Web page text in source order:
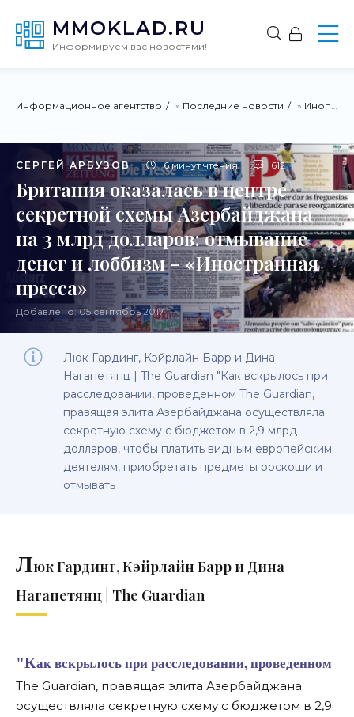
MMOKLAD.RU
Информируем вас новостями!
Информационное агентство » Последние новости » Инопресса
СЕРГЕЙ АРБУЗОВ 6 минут чтения 612
Британия оказалась в центре
секретной схемы Азербайджана
на 3 млрд долларов: отмывание
денег и лоббизм - «Иностранная
пресса»
Добавлено: 05 сентябрь 2017
Люк Гардинг, Кэйрлайн Барр и Дина
Нагапетянц | The Guardian "Как вскрылось при
расследовании, проведенном The Guardian,
правящая элита Азербайджана осуществляла
секретную схему с бюджетом в 2,9 млрд
долларов, чтобы платить видным европейским
деятелям, приобретать предметы роскоши и
отмывать
Люк Гардинг, Кэйрлайн Барр и Дина
Нагапетянц | The Guardian
"Как вскрылось при расследовании, проведенном
The Guardian, правящая элита Азербайджана
осуществляла секретную схему с бюджетом в 2,9